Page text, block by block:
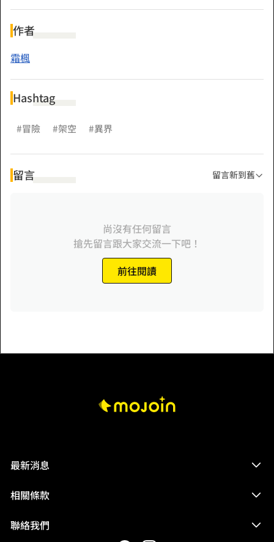
爺冒險物語正式開始！
第二卷：友人 在被迫接下救援隊的委託後，達哈克、雷昂與黛
潛入了迪拉米斯迷宮，並正式的與探索者公會接觸了！ 除此之
物語還會持續下去！
第三卷：啟程 成功成為冒險者後，達哈克贏了與前世友人的打
賭，選擇了離開迷宮去增進自己的道路，接下了商隊護衛的任
務。 但路途開始沒多久，就遇到了魔物潮導致商隊不得不轉換
移動路線，選擇在附近的村莊暫時調整狀態。 ───詭異的空
作者
霜楓
Hashtag
#冒險 #架空 #異界
留言 留言新到舊
尚沒有任何留言
搶先留言跟大家交流一下吧！
前往閱讀
最新消息
相關條款
聯絡我們